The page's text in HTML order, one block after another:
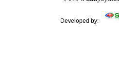
Developed by: